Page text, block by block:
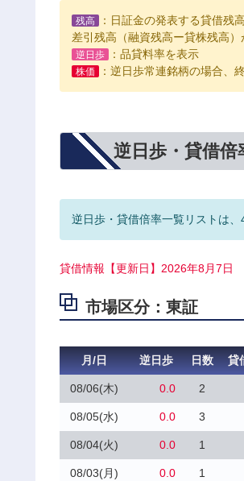
残高
：日証金の発表する貸借残
差引残高（融資残高ー貸株残高
逆日歩 ：品貸料率を表示
株価 ：逆日歩常連銘柄の場合、
逆日歩・貸借倍
逆日歩・貸借倍率一覧リストは
貸借情報【更新日】2026年8月7日
市場区分：東証
月/日 逆日歩 日数 貸
08/06(木) 0.0 2
08/05(水) 0.0 3
08/04(火) 0.0 1
08/03(月) 0.0 1